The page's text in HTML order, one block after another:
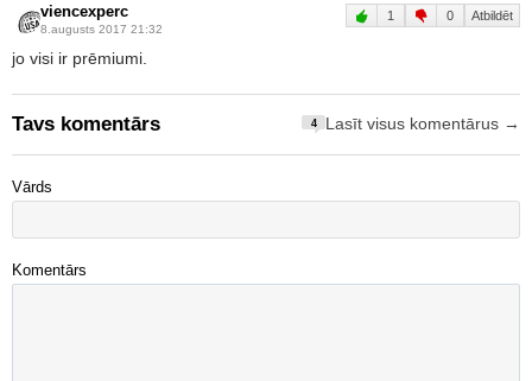
viencexperc
8.augusts 2017 21:32
1 0 Atbildēt
jo visi ir prēmiumi.
Tavs komentārs 4 Lasīt visus komentārus →
Vārds
Komentārs